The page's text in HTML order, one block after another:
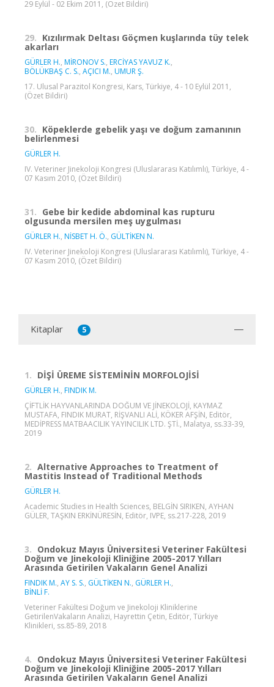
29 Eylül - 02 Ekim 2011, (Özet Bildiri)
29. Kızılırmak Deltası Göçmen kuşlarında tüy telek
akarları
GÜRLER H., MİRONOV S., ERCİYAS YAVUZ K.,
BÖLÜKBAŞ C. S., AÇICI M., UMUR Ş.
17. Ulusal Parazitol Kongresi, Kars, Türkiye, 4 - 10 Eylül 2011,
(Özet Bildiri)
30. Köpeklerde gebelik yaşı ve doğum zamanının
belirlenmesi
GÜRLER H.
IV. Veteriner Jinekoloji Kongresi (Uluslararası Katılımlı), Türkiye, 4 -
07 Kasım 2010, (Özet Bildiri)
31. Gebe bir kedide abdominal kas rupturu
olgusunda mersilen meş uygulması
GÜRLER H., NİSBET H. Ö., GÜLTİKEN N.
IV. Veteriner Jinekoloji Kongresi (Uluslararası Katılımlı), Türkiye, 4 -
07 Kasım 2010, (Özet Bildiri)
Kitaplar 5
1. DİŞİ ÜREME SİSTEMİNİN MORFOLOJİSİ
GÜRLER H., FINDIK M.
ÇİFTLİK HAYVANLARINDA DOĞUM VE JİNEKOLOJİ, KAYMAZ
MUSTAFA, FINDIK MURAT, RİŞVANLI ALİ, KÖKER AFŞİN, Editör,
MEDİPRESS MATBAACILIK YAYINCILIK LTD. ŞTİ., Malatya, ss.33-39,
2019
2. Alternative Approaches to Treatment of
Mastitis Instead of Traditional Methods
GÜRLER H.
Academic Studies in Health Sciences, BELGİN SIRIKEN, AYHAN
GÜLER, TAŞKIN ERKİNÜRESİN, Editör, IVPE, ss.217-228, 2019
3. Ondokuz Mayıs Üniversitesi Veteriner Fakültesi
Doğum ve Jinekoloji Kliniğine 2005-2017 Yılları
Arasında Getirilen Vakaların Genel Analizi
FINDIK M., AY S. S., GÜLTİKEN N., GÜRLER H.,
BİNLİ F.
Veteriner Fakültesi Doğum ve Jinekoloji Kliniklerine
GetirilenVakaların Analizi, Hayrettin Çetin, Editör, Türkiye
Klinikleri, ss.85-89, 2018
4. Ondokuz Mayıs Üniversitesi Veteriner Fakültesi
Doğum ve Jinekoloji Kliniğine 2005-2017 Yılları
Arasında Getirilen Vakaların Genel Analizi